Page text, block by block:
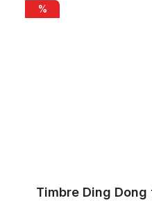
Timbre Ding Dong fresa
%
Timbre Ding Dong